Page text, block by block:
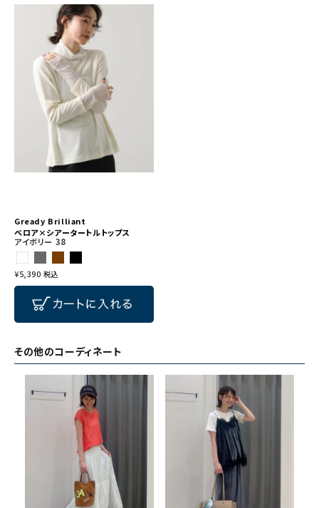
Gready Brilliant
ベロア×シアータートルトップス
アイボリー 38
¥5,390 税込
その他のコーディネート